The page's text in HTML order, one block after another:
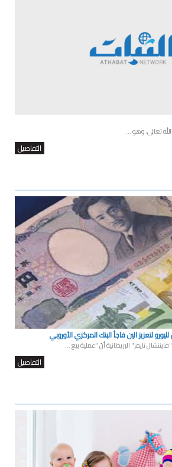
تعالى، وهو ...
التفاصيل
لتعزيز الين فاجأ البنك المركزي الأوروبي
تايمز" البريطانية أنّ "عملية بيع ...
التفاصيل